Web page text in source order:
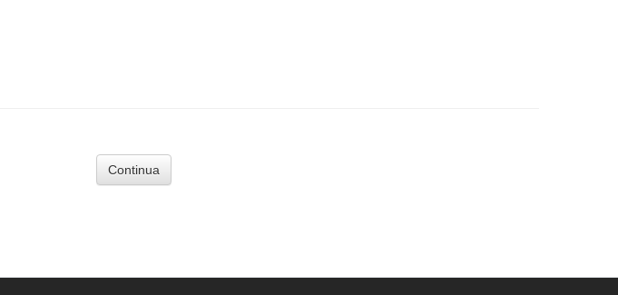
Continua